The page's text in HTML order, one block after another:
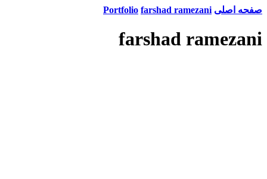
صفحه اصلی Portfolio farshad ramezani
farshad ramezani